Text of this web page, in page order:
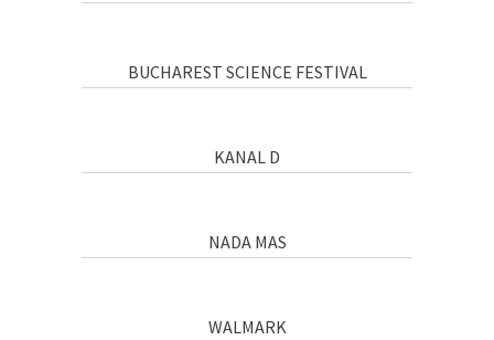
BUCHAREST SCIENCE FESTIVAL
KANAL D
NADA MAS
WALMARK